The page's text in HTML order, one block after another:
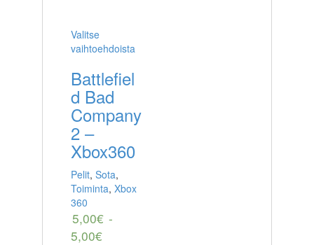
Valitse
vaihtoehdoista
Battlefiel
d Bad
Company
2 –
Xbox360
Pelit, Sota,
Toiminta, Xbox
360
5,00€ -
5,00€